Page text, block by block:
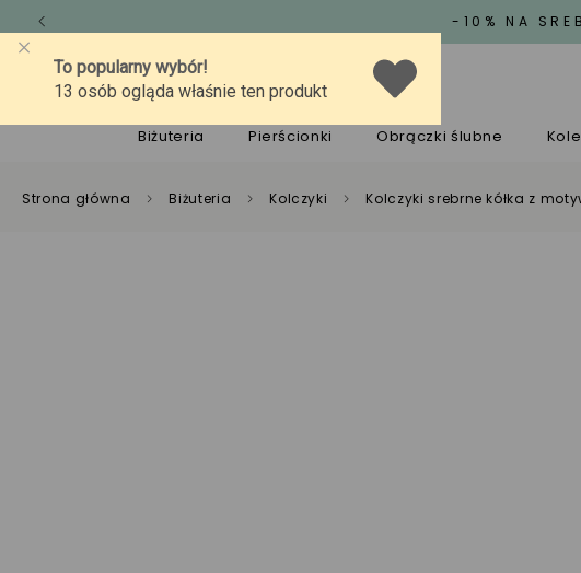
-10% NA
O marceJakośćPomoc
Biżuteria Pierścionki Obrączki ślubne
Strona główna Biżuteria Kolczyki Kolczyki srebrne kółka z